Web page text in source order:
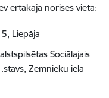
ērtākajā norises vietā:
Liepāja
Sociālajais
Zemnieku iela